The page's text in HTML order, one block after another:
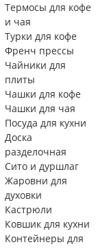
Термосы для кофе
и чая
Турки для кофе
Френч прессы
Чайники для
плиты
Чашки для кофе
Чашки для чая
Посуда для кухни
Доска
разделочная
Сито и дуршлаг
Жаровни для
духовки
Кастрюли
Ковшик для кухни
Контейнеры для